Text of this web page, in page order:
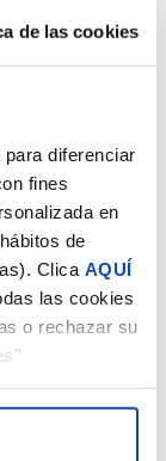
de las cookies
diferenciar
fines
en
de
Clica AQUÍ
las cookies
o rechazar su
B2B puede
al RRSIF.
requisitos
con la
o
IVA
respecto de
de la
El
fiscal y